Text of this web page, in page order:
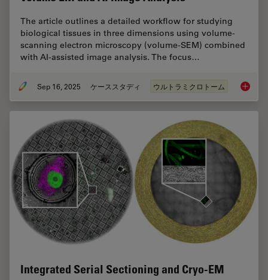
The article outlines a detailed workflow for studying
biological tissues in three dimensions using volume-
scanning electron microscopy (volume-SEM) combined
with AI-assisted image analysis. The focus…
Sep 16, 2025 ケーススタディ ウルトラミクロトーム Volume
Integrated Serial Sectioning and Cryo-EM